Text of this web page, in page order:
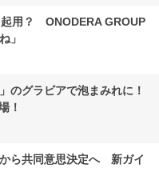
用？ ONODERA GROUP
」
のグラビアで泡まみれに！
！
ら共同意思決定へ 新ガイ